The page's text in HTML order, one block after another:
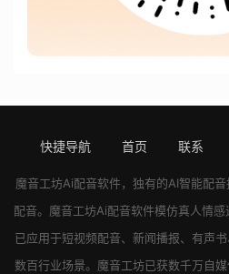
快捷导航 首页 联系
魔音工坊Ai配音软件，独有的AI智能配
配音。 魔音工坊Ai配音软件模仿真人情感
已应用于短视频配音、新闻播报、有声
数百行业场景。 魔音工坊已获数千万自